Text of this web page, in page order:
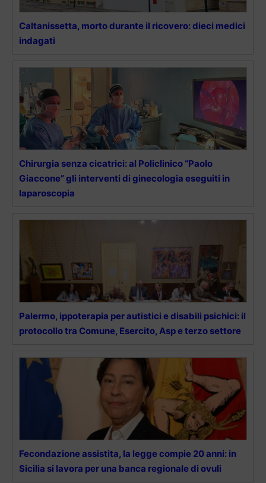
Caltanissetta, morto durante il ricovero: dieci medici
indagati
Chirurgia senza cicatrici: al Policlinico “Paolo
Giaccone” gli interventi di ginecologia eseguiti in
laparoscopia
Palermo, ippoterapia per autistici e disabili psichici: il
protocollo tra Comune, Esercito, Asp e terzo settore
Fecondazione assistita, la legge compie 20 anni: in
Sicilia si lavora per una banca regionale di ovuli